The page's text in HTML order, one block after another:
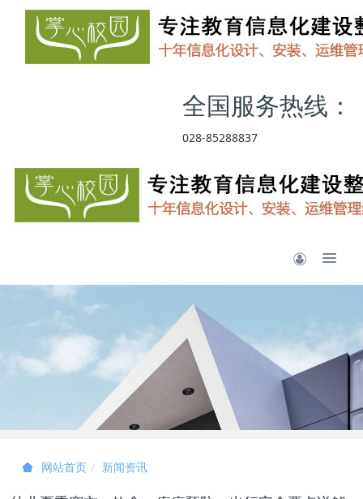
全国服务热线：
028-85288837
网站首页 新闻资讯